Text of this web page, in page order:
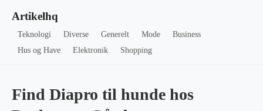
Artikelhq
Teknologi Diverse Generelt Mode
Business
Hus og Have
Elektronik Shopping
Find Diapro til hunde hos